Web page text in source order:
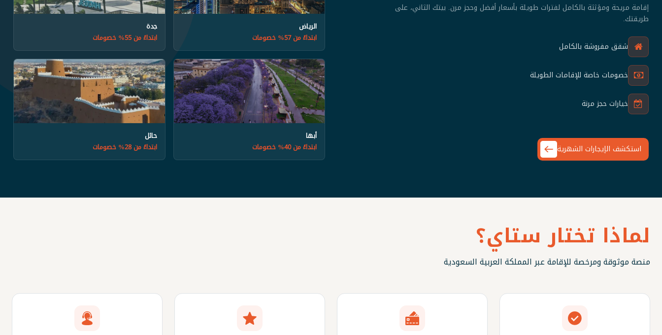
إقامة مريحة ومؤثثة بالكامل لفترات طويلة بأسعار أفضل وحجز مرن. بيتك الثاني، على
طريقتك.
شقق مفروشة بالكامل
خصومات خاصة للإقامات الطويلة
خيارات حجز مرنة
استكشف الإيجارات الشهرية
الرياض
ابتداءً من 57% خصومات
جدة
ابتداءً من 55% خصومات
أبها
ابتداءً من 40% خصومات
حائل
ابتداءً من 28% خصومات
لماذا تختار ستاي؟
منصة موثوقة ومرخصة للإقامة عبر المملكة العربية السعودية